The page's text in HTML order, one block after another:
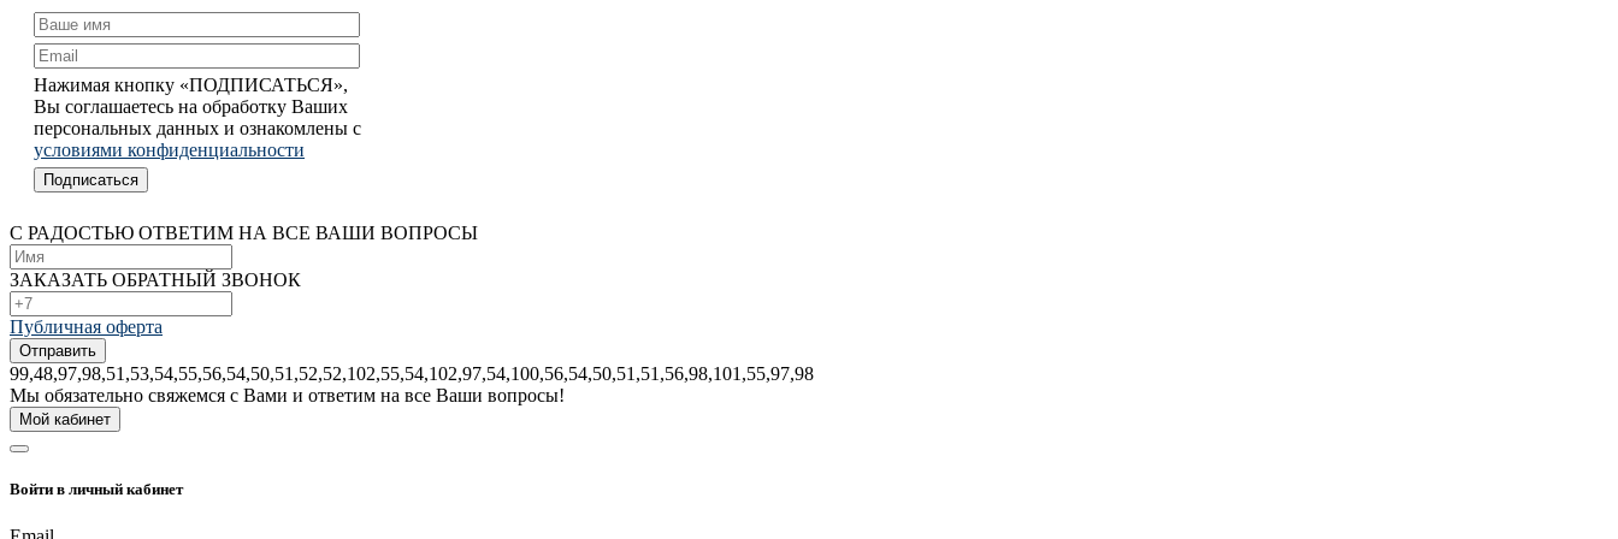
Нажимая кнопку «ПОДПИСАТЬСЯ»,
Вы соглашаетесь на обработку Ваших
персональных данных и ознакомлены с
условиями конфиденциальности
С РАДОСТЬЮ ОТВЕТИМ НА ВСЕ ВАШИ ВОПРОСЫ
ЗАКАЗАТЬ ОБРАТНЫЙ ЗВОНОК
Публичная оферта
99,48,97,98,51,53,54,55,56,54,50,51,52,52,102,55,54,102,97,54,100,56,54,50,51,51,56,98,101,55,97,98
Mы обязательно свяжемся с Bами и ответим на все Bаши вопросы!
Мой кабинет
Войти в личный кабинет